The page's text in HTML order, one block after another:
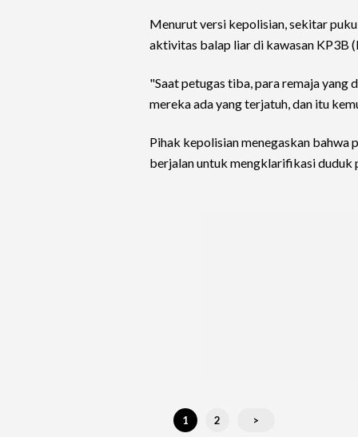
Menurut versi kepolisian, sekitar
aktivitas balap liar di kawasan KP3B
"Saat petugas tiba, para remaja yang
mereka ada yang terjatuh, dan itu
Pihak kepolisian menegaskan bahwa
berjalan untuk mengklarifikasi duduk
1 2 >